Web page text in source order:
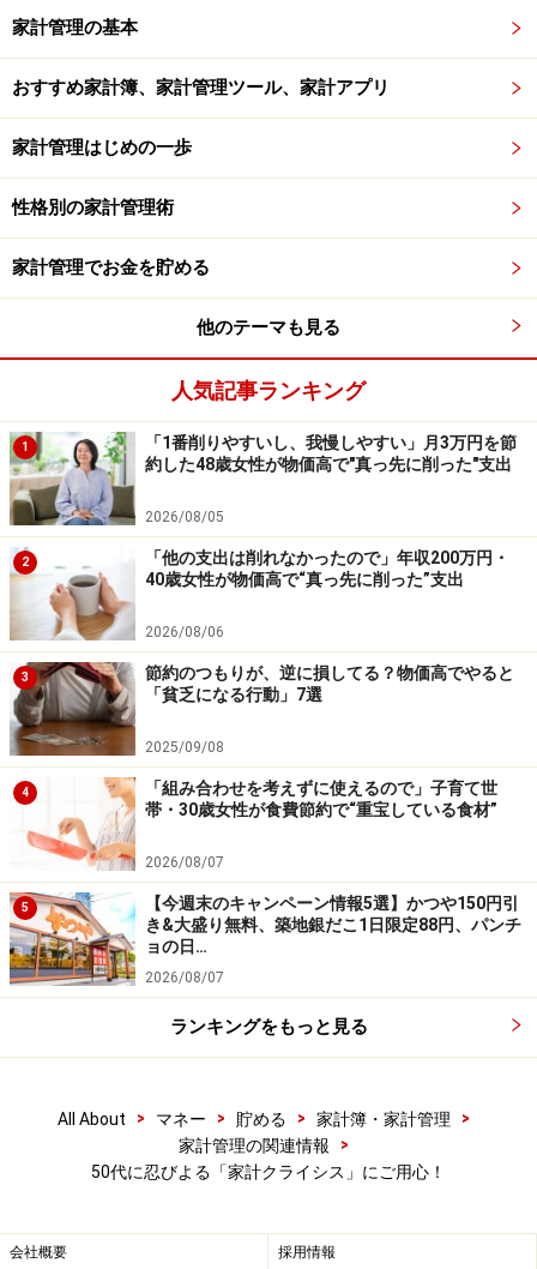
るのです。
本記事の内容は一般的な情報提供を目的としており、特定の金融
投資や資産運用に関する最終的なご判断はご自身の責任において
行ってください。
掲載情報の正確性・完全性については十分に配慮しております
が、その内容を保証するものではなく、これに基づく損失・損害
などについて当社は一切の責任を負いません。
最新の情報や詳細については、必ず各金融機関やサービス提供者
の公式情報をご確認ください。
1/
家計管理の基本
おすすめ家計簿、家計管理ツール、家計アプリ
家計管理はじめの一歩
性格別の家計管理術
家計管理でお金を貯める
他のテーマも見る
人気記事ランキング
1
「1番削りやすいし、我慢しやすい」月3万円を節
約した48歳女性が物価高で"真っ先に削った"支出
2026/08/05
2
「他の支出は削れなかったので」年収200万円・
40歳女性が物価高で“真っ先に削った”支出
2026/08/06
3
節約のつもりが、逆に損してる？物価高でやると
「貧乏になる行動」7選
2025/09/08
4
「組み合わせを考えずに使えるので」子育て世
帯・30歳女性が食費節約で“重宝している食材”
2026/08/07
5
【今週末のキャンペーン情報5選】かつや150円引
き&大盛り無料、築地銀だこ1日限定88円、パンチ
ョの日…
2026/08/07
ランキングをもっと見る
All About > マネー > 貯める > 家計簿・家計管理
>
家計管理の関連情報
>
50代に忍びよる「家計クライシス」にご用心！
会社概要 採用情報